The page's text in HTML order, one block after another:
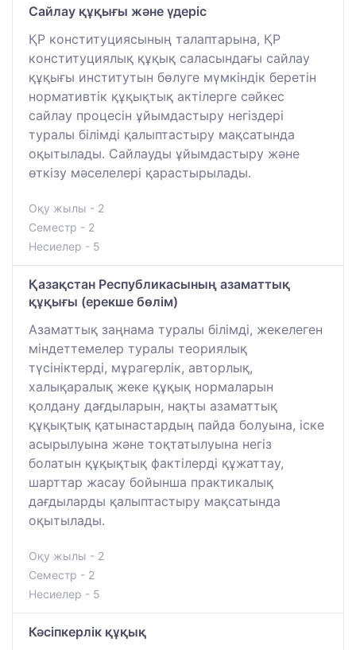
Сайлау құқығы және үдеріс
ҚР конституциясының талаптарына, ҚР
конституциялық құқық саласындағы сайлау
құқығы институтын бөлуге мүмкіндік беретін
нормативтік құқықтық актілерге сәйкес
сайлау процесін ұйымдастыру негіздері
туралы білімді қалыптастыру мақсатында
оқытылады. Сайлауды ұйымдастыру және
өткізу мәселелері қарастырылады.
Оқу жылы - 2
Семестр - 2
Несиелер - 5
Қазақстан Республикасының азаматтық
құқығы (ерекше бөлім)
Азаматтық заңнама туралы білімді, жекелеген
міндеттемелер туралы теориялық
түсініктерді, мұрагерлік, авторлық,
халықаралық жеке құқық нормаларын
қолдану дағдыларын, нақты азаматтық
құқықтық қатынастардың пайда болуына, іске
асырылуына және тоқтатылуына негіз
болатын құқықтық фактілерді құжаттау,
шарттар жасау бойынша практикалық
дағдыларды қалыптастыру мақсатында
оқытылады.
Оқу жылы - 2
Семестр - 2
Несиелер - 5
Кәсіпкерлік құқық